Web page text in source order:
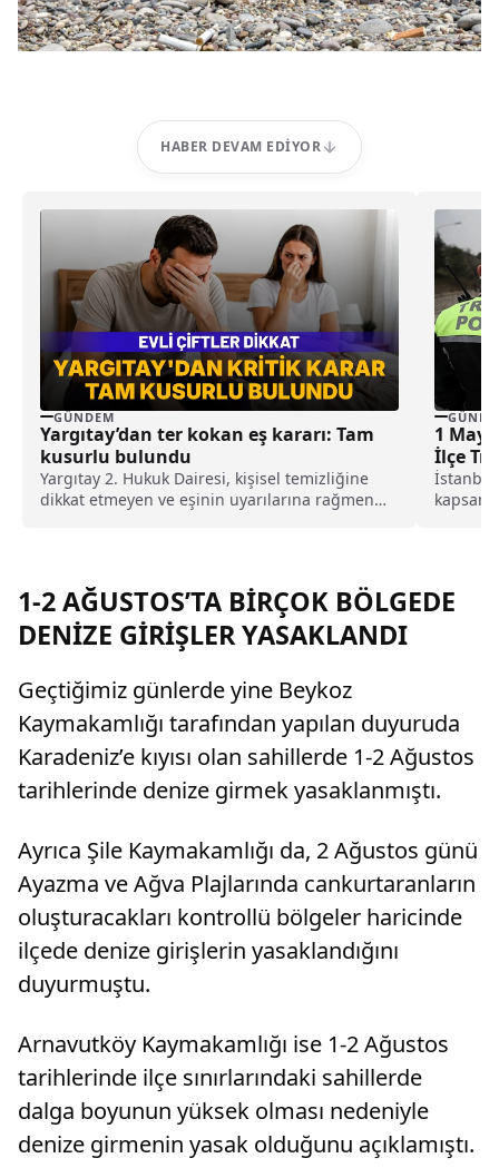
HABER DEVAM EDIYOR
GÜNDEM
Yargıtay’dan ter kokan eş kararı: Tam
kusurlu bulundu
Yargıtay 2. Hukuk Dairesi, kişisel temizliğine
dikkat etmeyen ve eşinin uyarılarına rağmen
lira tazminat ödemesine karar verildi.
1
İlçe
1-2 AĞUSTOS’TA BİRÇOK BÖLGEDE
DENİZE GİRİŞLER YASAKLANDI
Geçtiğimiz günlerde yine Beykoz
Kaymakamlığı tarafından yapılan duyuruda
Karadeniz’e kıyısı olan sahillerde 1-2 Ağustos
tarihlerinde denize girmek yasaklanmıştı.
Ayrıca Şile Kaymakamlığı da, 2 Ağustos günü
Ayazma ve Ağva Plajlarında cankurtaranların
oluşturacakları kontrollü bölgeler haricinde
ilçede denize girişlerin yasaklandığını
duyurmuştu.
Arnavutköy Kaymakamlığı ise 1-2 Ağustos
tarihlerinde ilçe sınırlarındaki sahillerde
dalga boyunun yüksek olması nedeniyle
denize girmenin yasak olduğunu açıklamıştı.